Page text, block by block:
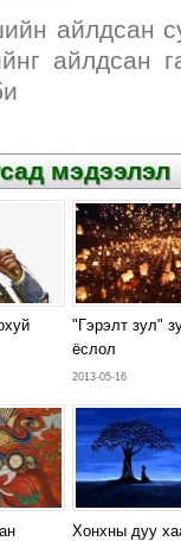
айлдсан
айлдсан
мэдээлэл
"Гэрэлт зул"
ёслол
2013-05-16
Хонхны дуу